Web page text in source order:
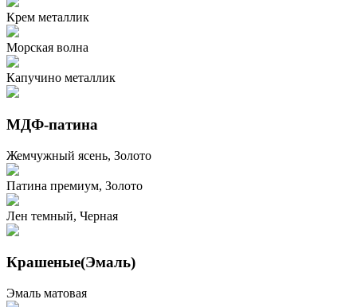
Крем металлик
Морская волна
Капучино металлик
МДФ-патина
Жемчужный ясень, Золото
Патина премиум, Золото
Лен темный, Черная
Крашеные(Эмаль)
Эмаль матовая